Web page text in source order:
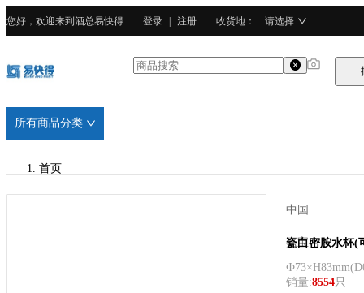
您好，欢迎来到酒总易快得 登录 注册 收货地 ： 请选择
所有商品分类
首页
中国
嘉宝
瓷白密胺水杯(
Ф73×H83mm(
销量:8554只